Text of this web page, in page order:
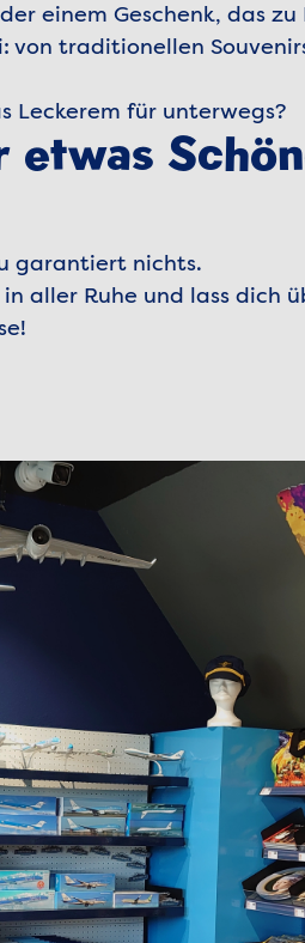
einem Geschenk, das zu
von traditionellen
Leckerem für unterwegs?
garantiert nichts.
aller Ruhe und lass dich